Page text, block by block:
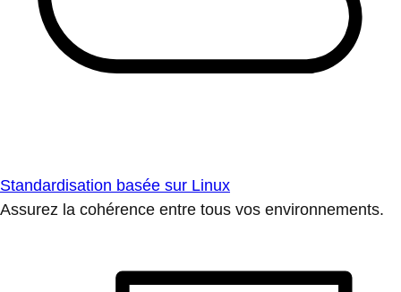
Standardisation basée sur Linux
Assurez la cohérence entre tous vos environnements.